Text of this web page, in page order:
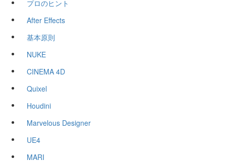
プロのヒント
After Effects
基本原則
NUKE
CINEMA 4D
Quixel
Houdini
Marvelous Designer
UE4
MARI